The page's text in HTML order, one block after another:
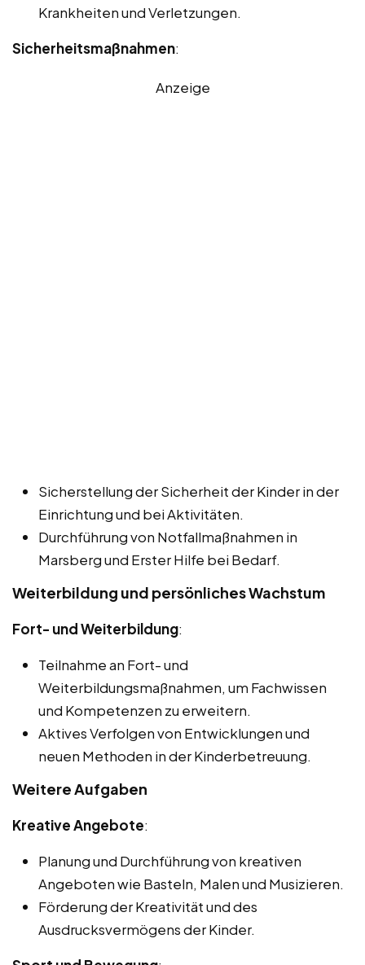
Krankheiten und Verletzungen.
Sicherheitsmaßnahmen:
Anzeige
Sicherstellung der Sicherheit der Kinder in der
Einrichtung und bei Aktivitäten.
Durchführung von Notfallmaßnahmen in
Marsberg und Erster Hilfe bei Bedarf.
Weiterbildung und persönliches Wachstum
Fort- und Weiterbildung:
Teilnahme an Fort- und
Weiterbildungsmaßnahmen, um Fachwissen
und Kompetenzen zu erweitern.
Aktives Verfolgen von Entwicklungen und
neuen Methoden in der Kinderbetreuung.
Weitere Aufgaben
Kreative Angebote:
Planung und Durchführung von kreativen
Angeboten wie Basteln, Malen und Musizieren.
Förderung der Kreativität und des
Ausdrucksvermögens der Kinder.